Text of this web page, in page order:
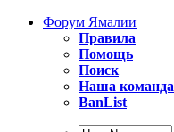
Форум Ямалии
Правила
Помощь
Поиск
Наша команда
BanList